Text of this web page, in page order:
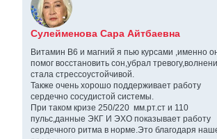
Сулейменова Сара Айтбаевна
Витамин В6 и магний я пью курсами ,именно
помог восстановить сон,убрал
стала стрессоустойчивой.
Также очень хорошо поддерживает работу
сердечно сосудистой системы.
При таком кризе 250/220 мм.рт.ст и 110
пульс,данные ЭКГ И ЭХО показывает работу
сердечного ритма в норме.Это благодаря